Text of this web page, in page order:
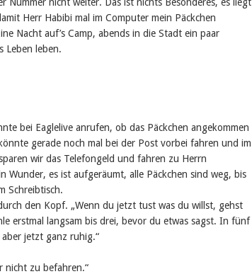
Herr Habibi mal im Computer mein Päckchen
Nacht auf’s Camp, abends in die Stadt ein paar
Leben leben.
bei Eaglelive anrufen, ob das Päckchen angekommen
gerade noch mal bei der Post vorbei fahren und im
wir das Telefongeld und fahren zu Herrn
Wunder, es ist aufgeräumt, alle Päckchen sind weg, bis
Schreibtisch.
den Kopf. „Wenn du jetzt tust was du willst, gehst
erstmal langsam bis drei, bevor du etwas sagst. In fünf
jetzt ganz ruhig.“
nicht zu befahren.“